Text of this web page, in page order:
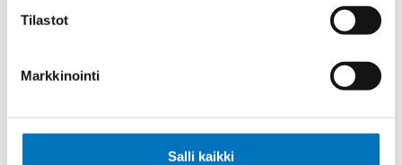
Tilastot
Markkinointi
Salli kaikki
PVC UL/CSA 7X0,34 (AWG22)